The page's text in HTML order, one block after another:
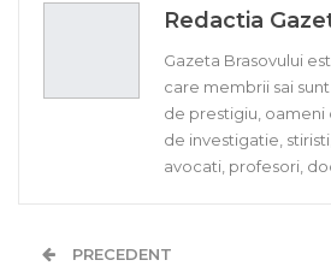
Redactia
Gazeta Brasovului
care membrii sai
de prestigiu, oameni
de investigatie,
avocati, profesori,
PRECEDENT